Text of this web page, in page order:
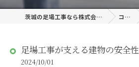
茨城の足場工事なら株式会社渡邊建設 コラム
足場工事が支える建物の安全性
2024/10/01